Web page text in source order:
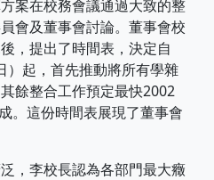
案在校務會議通過大致的整
會及董事會討論。董事會校
，提出了時間表，決定自
）起，首先推動將所有學雜
餘整合工作預定最快2002
。這份時間表展現了董事會
李校長認為各部門最大癥